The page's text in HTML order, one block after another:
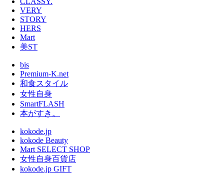
VERY
STORY
HERS
Mart
美ST
bis
Premium-K.net
和食スタイル
女性自身
SmartFLASH
本がすき。
kokode.jp
kokode Beauty
Mart SELECT SHOP
女性自身百貨店
kokode.jp GIFT